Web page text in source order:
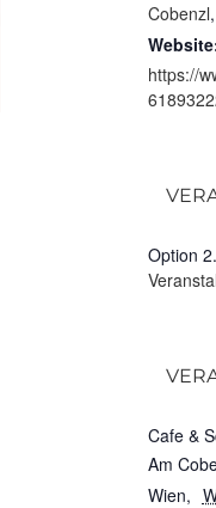
Cobenzl,
https://
Option
Cafe &
Am
Wien,